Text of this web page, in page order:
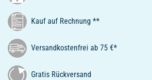
Kauf auf Rechnung **
Versandkostenfrei ab 75 €*
Gratis Rückversand